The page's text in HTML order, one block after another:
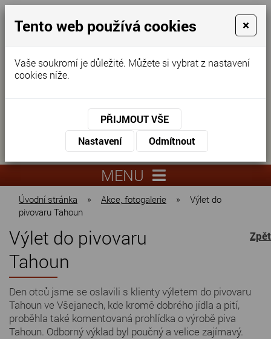
prohlídka
KONTAKTUJTE NÁS
KONTAKTUJTE NÁS
551
lysa.cz
MENU
Úvodní stránka » Akce, fotogalerie »
Výlet do
pivovaru Tahoun
Výlet do pivovaru
Tahoun
Den otců jsme se oslavili s klienty výletem do pivovaru
Tahoun ve Všejanech, kde kromě dobrého jídla a pití,
proběhla také komentovaná prohlídka o výrobě piva
Tahoun. Odborný výklad byl poučný a velice zajímavý.
Zpět
Tento web používá cookies ×
Vaše soukromí je důležité. Můžete si vybrat z nastavení
cookies níže.
PŘIJMOUT VŠE
Nastavení
Odmítnout